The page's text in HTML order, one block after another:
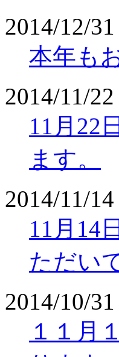
2014/12/31
本年も
2014/11/22
11月22
ます。
2014/11/14
11月14
ただい
2014/10/31
１１月